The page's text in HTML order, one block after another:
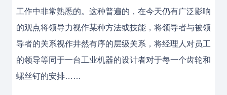
工作中非常熟悉的。这种普遍的，在今天仍有广泛影响
的观点将领导力视作某种方法或技能，将领导者与被领
导者的关系视作井然有序的层级关系，将经理人对员工
的领导等同于一台工业机器的设计者对于每一个齿轮和
螺丝钉的安排……